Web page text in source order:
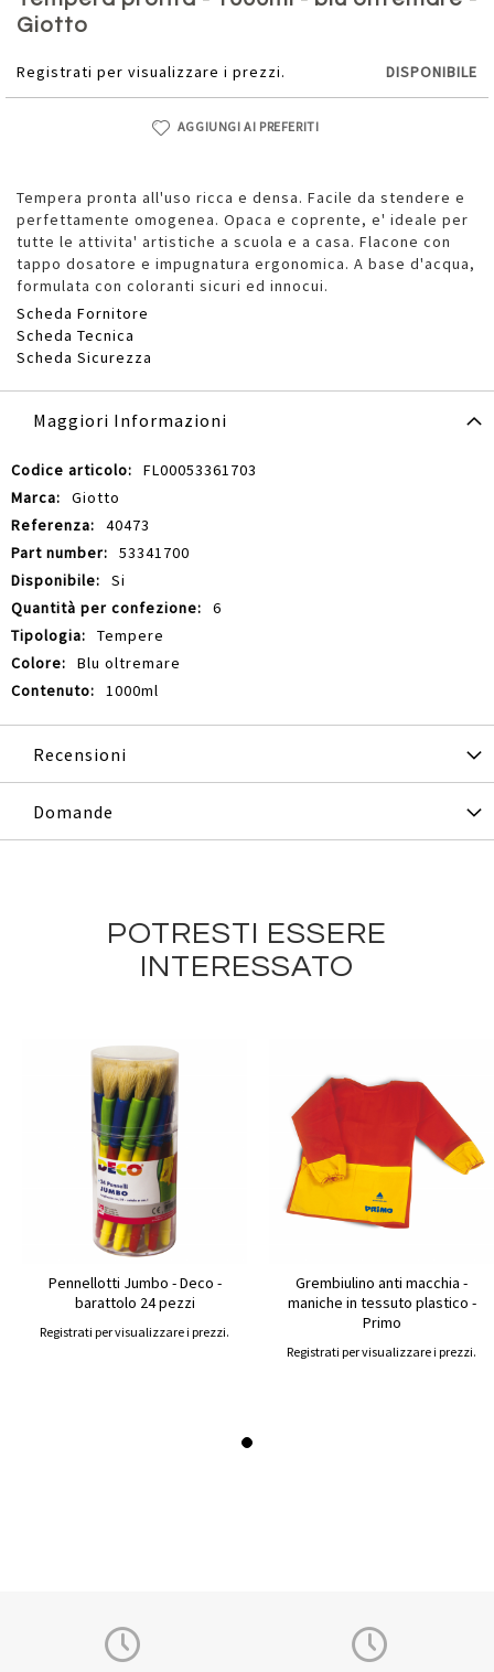
Giotto
Registrati per visualizzare i prezzi. DISPONIBILE
AGGIUNGI AI PREFERITI
Tempera pronta all'uso ricca e densa. Facile da stendere e
perfettamente omogenea. Opaca e coprente, e' ideale per
tutte le attivita' artistiche a scuola e a casa. Flacone con
tappo dosatore e impugnatura ergonomica. A base d'acqua,
formulata con coloranti sicuri ed innocui.
Scheda Fornitore
Scheda Tecnica
Scheda Sicurezza
della
galleria
immagini
Maggiori Informazioni
Maggiori
Informazioni
FL00053361703
Giotto
40473
53341700
Si
6
Tempere
Blu oltremare
1000ml
Recensioni
Domande
POTRESTI ESSERE
INTERESSATO
Pennellotti Jumbo - Deco -
barattolo 24 pezzi
Registrati per visualizzare i prezzi.
Grembiulino anti macchia -
maniche in tessuto plastico -
Primo
Registrati per visualizzare i prezzi.